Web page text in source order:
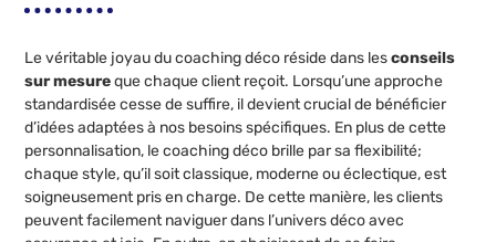
Le véritable joyau du coaching déco réside dans lesconseils
sur mesureque chaque client reçoit. Lorsqu’une approche
standardisée cesse de suffire, il devient crucial de bénéficier
d’idées adaptées à nos besoins spécifiques. En plus de cette
personnalisation, le coaching déco brille par sa flexibilité;
chaque style, qu’il soit classique, moderne ou éclectique, est
soigneusement pris en charge. De cette manière, les clients
peuvent facilement naviguer dans l’univers déco avec